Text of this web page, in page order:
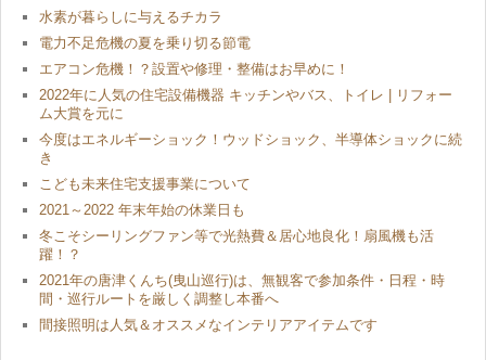
水素が暮らしに与えるチカラ
電力不足危機の夏を乗り切る節電
エアコン危機！？設置や修理・整備はお早めに！
2022年に人気の住宅設備機器 キッチンやバス、トイレ | リフォー
ム大賞を元に
今度はエネルギーショック！ウッドショック、半導体ショックに続
き
こども未来住宅支援事業について
2021～2022 年末年始の休業日も
冬こそシーリングファン等で光熱費＆居心地良化！扇風機も活
躍！？
2021年の唐津くんち(曳山巡行)は、無観客で参加条件・日程・時
間・巡行ルートを厳しく調整し本番へ
間接照明は人気＆オススメなインテリアアイテムです